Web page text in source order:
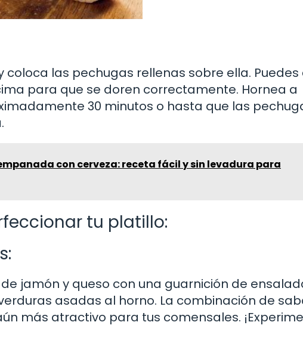
las pechugas rellenas sobre ella.
para que se doren correctamente. Hornea a
30 minutos o hasta que las
con cerveza: receta fácil y sin levadura para
tu platillo:
jamón y queso con una guarnición de
asadas al horno. La combinación de
más atractivo para tus comensales.